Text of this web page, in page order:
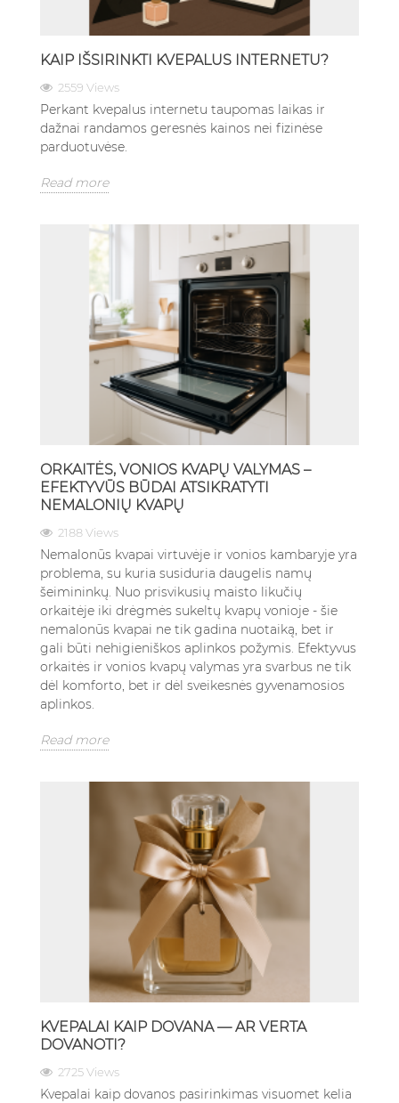
KAIP IŠSIRINKTI KVEPALUS INTERNETU?
2559 Views
Perkant kvepalus internetu taupomas laikas ir
dažnai randamos geresnės kainos nei fizinėse
parduotuvėse.
Read more
ORKAITĖS, VONIOS KVAPŲ VALYMAS –
EFEKTYVŪS BŪDAI ATSIKRATYTI
NEMALONIŲ KVAPŲ
2188 Views
Nemalonūs kvapai virtuvėje ir vonios kambaryje yra
problema, su kuria susiduria daugelis namų
šeimininkų. Nuo prisvikusių maisto likučių
orkaitėje iki drėgmės sukeltų kvapų vonioje - šie
nemalonūs kvapai ne tik gadina nuotaiką, bet ir
gali būti nehigieniškos aplinkos požymis. Efektyvus
orkaitės ir vonios kvapų valymas yra svarbus ne tik
dėl komforto, bet ir dėl sveikesnės gyvenamosios
aplinkos.
Read more
KVEPALAI KAIP DOVANA — AR VERTA
DOVANOTI?
2725 Views
Kvepalai kaip dovanos pasirinkimas visuomet kelia